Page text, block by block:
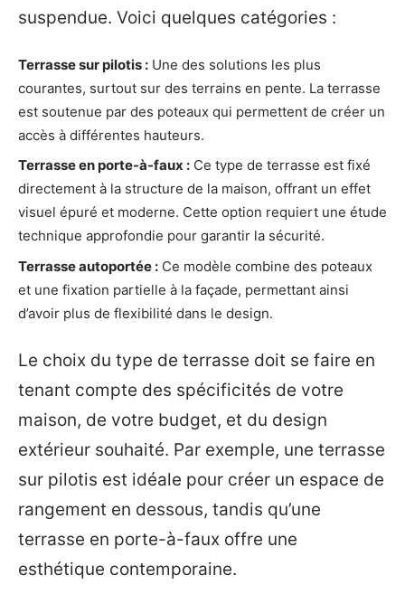
suspendue. Voici quelques catégories :
Terrasse sur pilotis : Une des solutions les plus
courantes, surtout sur des terrains en pente. La terrasse
est soutenue par des poteaux qui permettent de créer un
accès à différentes hauteurs.
Terrasse en porte-à-faux : Ce type de terrasse est fixé
directement à la structure de la maison, offrant un effet
visuel épuré et moderne. Cette option requiert une étude
technique approfondie pour garantir la sécurité.
Terrasse autoportée : Ce modèle combine des poteaux
et une fixation partielle à la façade, permettant ainsi
d’avoir plus de flexibilité dans le design.
Le choix du type de terrasse doit se faire en
tenant compte des spécificités de votre
maison, de votre budget, et du design
extérieur souhaité. Par exemple, une terrasse
sur pilotis est idéale pour créer un espace de
rangement en dessous, tandis qu’une
terrasse en porte-à-faux offre une
esthétique contemporaine.